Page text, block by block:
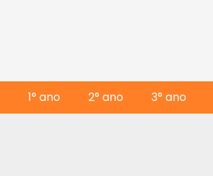
1° ano 2° ano 3° ano